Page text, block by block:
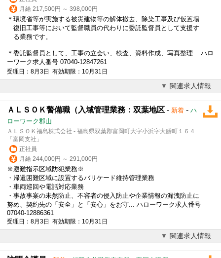
月給 217,500円 ～ 398,000円
＊環境省等が実施する被災建物等の解体撤去、除染工事及び仮置場
復旧工事等において監督職員の代わりに委託監督員として支援す
る業務です。
＊委託監督員として、工事の立会い、検査、資料作成、写真整理... ハロ
ーワーク求人番号 07040-12847261
受理日：8月3日 有効期限：10月31日
関連求人情報
ＡＬＳＯＫ警備職（入域管理業務：双葉地区 - 新着 - ハ
ローワーク郡山
ＡＬＳＯＫ福島株式会社 - 福島県双葉郡富岡町大字小浜字大膳町１６４
「富岡支社」
正社員
月給 244,000円 ～ 291,000円
※避難指示区域防犯業務※
・帰還困難区域に設置するバリケード維持管理業務
・車両巡回や電話対応業務
・事故事案の未然防止、不審者の侵入防止や企業情報の漏洩防止に
努め、契約先の「安全」と「安心」をお守... ハローワーク求人番号
07040-12886361
受理日：8月3日 有効期限：10月31日
関連求人情報